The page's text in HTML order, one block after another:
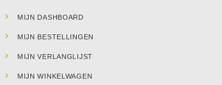
MIJN DASHBOARD
MIJN BESTELLINGEN
MIJN VERLANGLIJST
MIJN WINKELWAGEN